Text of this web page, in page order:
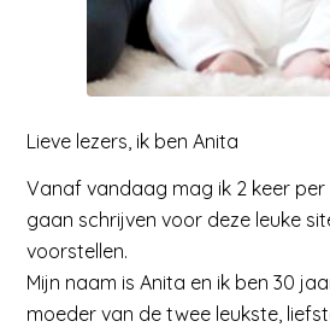
Lieve lezers, ik ben Anita
Vanaf vandaag mag ik 2 keer
gaan schrijven voor deze leuke
voorstellen.
Mijn naam is Anita en ik ben 30
moeder van de twee leukste,